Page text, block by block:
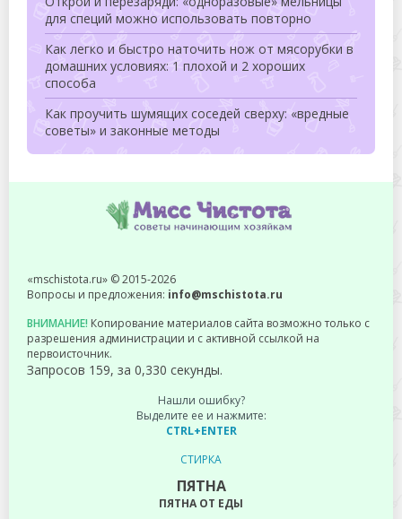
для специй можно использовать повторно
Как легко и быстро наточить нож от мясорубки в
домашних условиях: 1 плохой и 2 хороших
способа
Как проучить шумящих соседей сверху: «вредные
советы» и законные методы
«mschistota.ru» © 2015-2026
Вопросы и предложения: info@mschistota.ru
ВНИМАНИЕ! Копирование материалов сайта возможно только с
разрешения администрации и с активной ссылкой на
первоисточник.
Запросов 159, за 0,330 секунды.
Нашли ошибку?
Выделите ее и нажмите:
CTRL+ENTER
СТИРКА
ПЯТНА
ПЯТНА ОТ ЕДЫ